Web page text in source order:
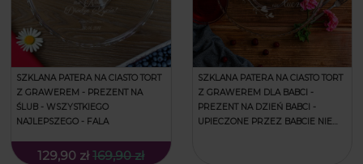
SZKLANA PATERA NA CIASTO TORT
Z GRAWEREM - PREZENT NA
ŚLUB - WSZYSTKIEGO
NAJLEPSZEGO - FALA
129,90 zł 169,90 zł
SZKLANA PATERA NA CIASTO TORT
Z GRAWEREM DLA BABCI -
PREZENT NA DZIEŃ BABCI -
UPIECZONE PRZEZ BABCIE NIE